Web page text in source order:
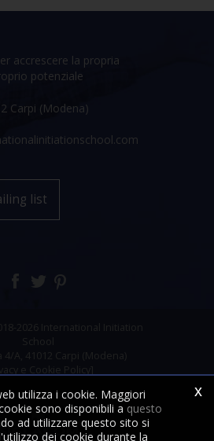
accrescere la propria
potenziale
Carpi (Modena)
list
2026 International Initiation
School
4/A, 41012 Carpi (Modena)
e Cookie Policy]
x
utilizza i cookie. Maggiori
sono disponibili a questo
ad utilizzare questo sito si
dei cookie durante la